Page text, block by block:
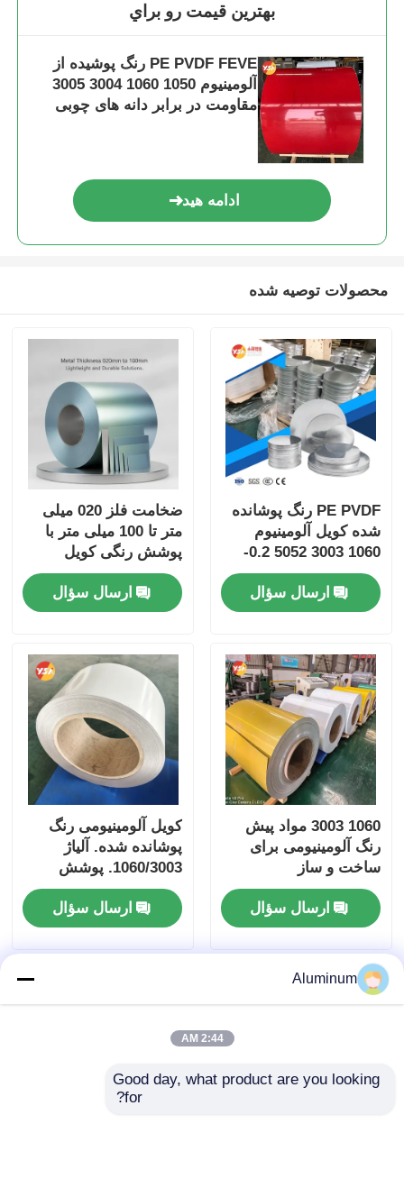
بهترين قيمت رو براي
PE PVDF FEVE رنگ پوشیده از
آلومینیوم 1050 1060 3004 3005
مقاومت در برابر دانه های چوبی
ادامه هید
محصولات توصیه شده
PE PVDF رنگ پوشانده
شده کویل آلومینیوم
1060 3003 5052 0.2-
6.0mm UV مقاوم در
برابر آب و هوا برای
سقف خروجی ساختمان
ارسال سؤال
ضخامت فلز 020 میلی
متر تا 100 میلی متر با
پوشش رنگی کویل
آلومینیومی مواد پوشش
داده شده برای راه حل
های سبک و بادوام
ارسال سؤال
1060 3003 مواد پیش
رنگ آلومینیومی برای
ساخت و ساز
ارسال سؤال
کویل آلومینیومی رنگ
پوشانده شده. آلیاژ
1060/3003. پوشش
PE/PVDF. تخصصی
برای سقف / دیوارهای
بیرونی / سقف.
ارسال سؤال
Aluminum
2:44 AM
Good day, what product are you looking
for?